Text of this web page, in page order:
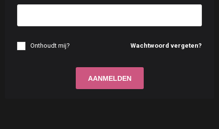
Wachtwoord vergeten?
Onthoudt mij?